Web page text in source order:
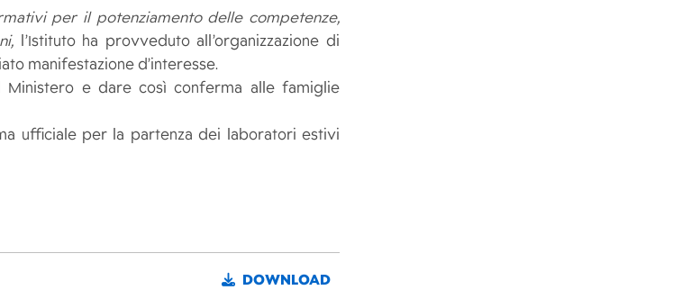
per il potenziamento delle competenze,
l’Istituto ha provveduto all’organizzazione di
manifestazione d’interesse.
Ministero e dare così conferma alle famiglie
ufficiale per la partenza dei laboratori estivi
DOWNLOAD